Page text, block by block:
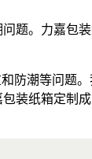
题。力嘉包
防潮等问题
装纸箱定制